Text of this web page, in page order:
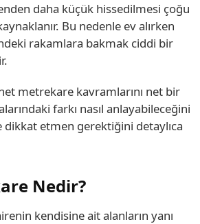
daha küçük hissedilmesi çoğu
Bu nedenle ev alırken
rakamlara bakmak ciddi bir
metrekare kavramlarını net bir
farkı nasıl anlayabileceğini
dikkat etmen gerektiğini detaylıca
Nedir?
kendisine ait alanların yanı